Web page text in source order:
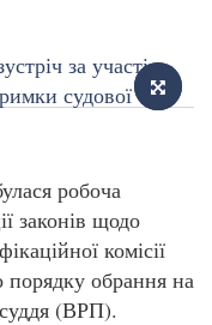
робоча
законів щодо
комісії
обрання на
(ВРП).